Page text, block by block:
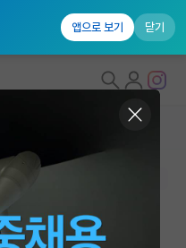
앱으로 보기 닫기
려고 합니다